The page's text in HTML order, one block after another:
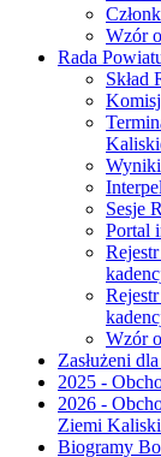
Wzór
Rada
Skład
Wyniki
Sesje
Portal
Wzór
Zasłużeni
2025 -
2026 -
Ziemi
Biogramy